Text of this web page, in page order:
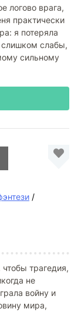
логово врага,
практически
я потеряла
слабы,
сильному
/
чтобы трагедия,
не
войну и
мира,